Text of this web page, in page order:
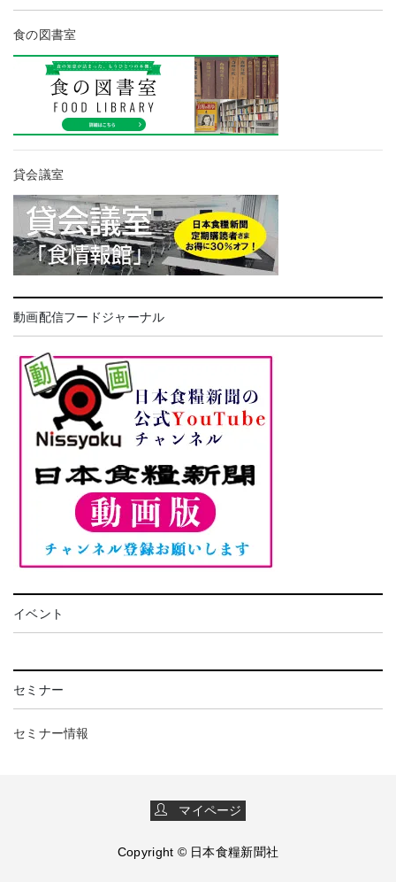
食の図書室
貸会議室
動画配信フードジャーナル
イベント
セミナー
セミナー情報
マイページ
Copyright © 日本食糧新聞社